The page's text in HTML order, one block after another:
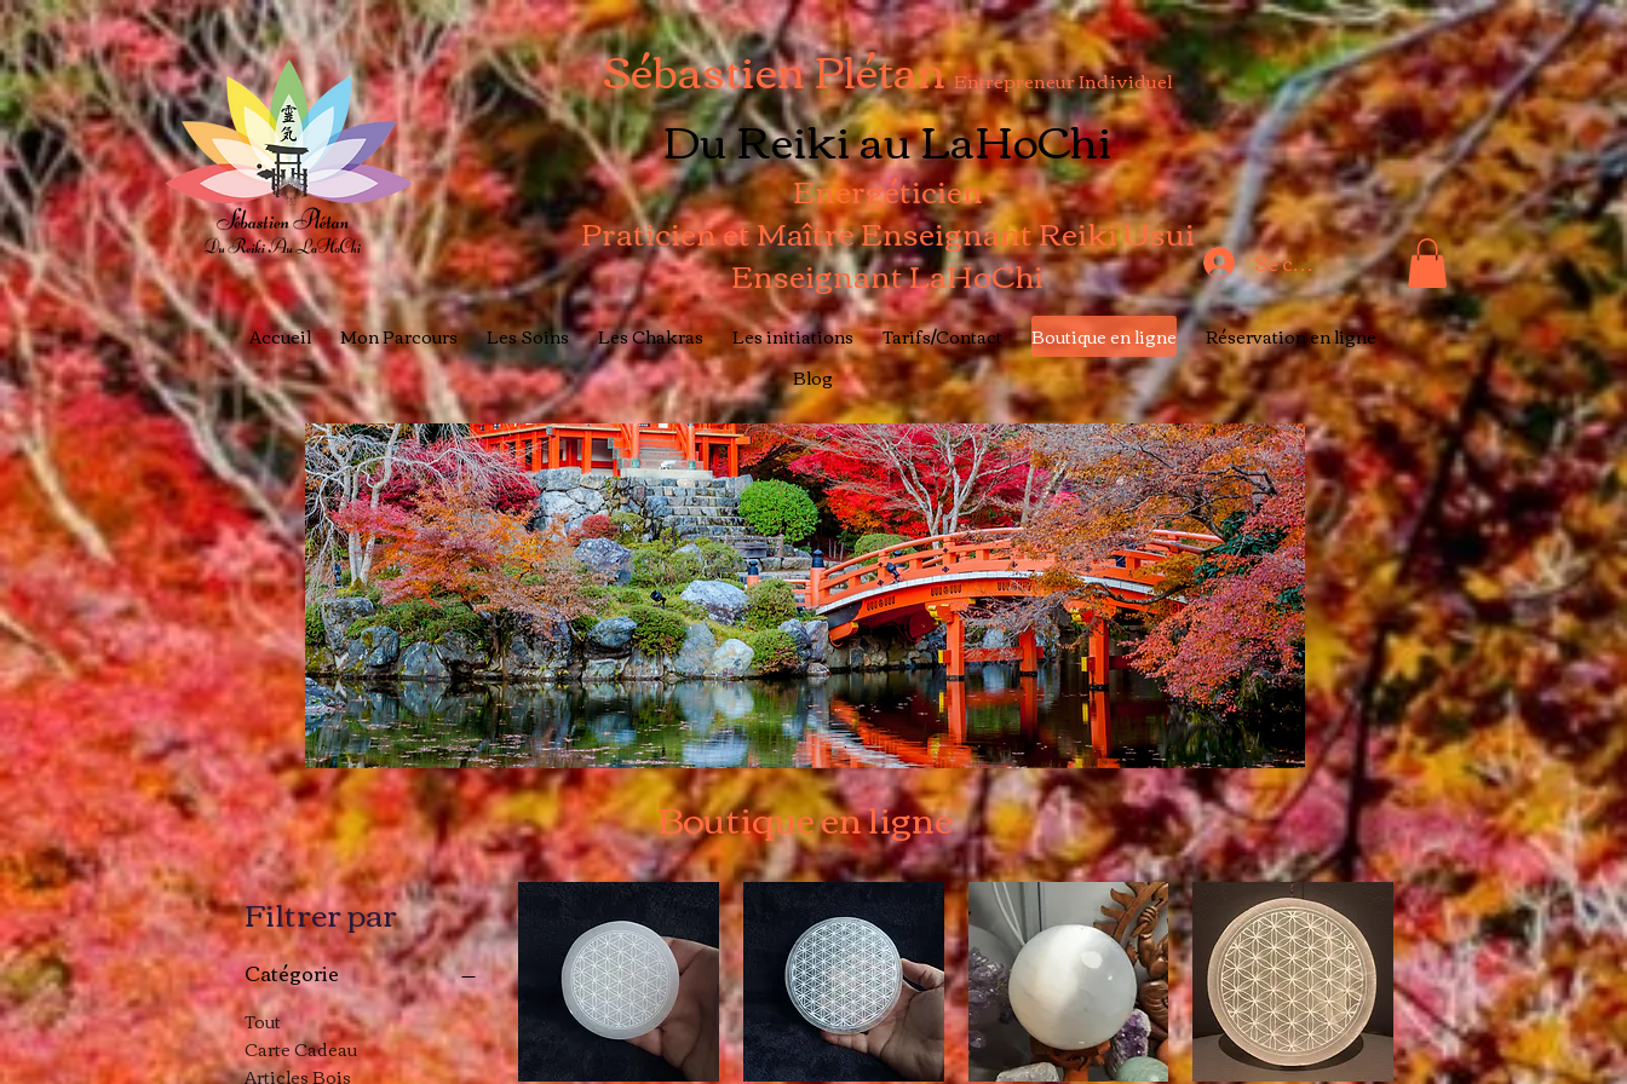
Sébastien PlétanEntrepreneur Individuel
Du Reiki au LaHoChi
Energéticien
Praticien et Maître Enseignant Reiki Usui
Enseignant LaHoChi Se connecter
Accueil Mon Parcours Les Soins Les Chakras Les initiations Tarifs/Contact Boutique en ligne
Réservation en ligne
Blog
Boutique en ligne
Filtrer par
Catégorie
Tout
Carte Cadeau
Articles Bois